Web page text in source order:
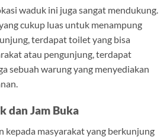
waduk ini juga sangat mendukung.
cukup luas untuk menampung
terdapat toilet yang bisa
atau pengunjung, terdapat
sebuah warung yang menyediakan
dan Jam Buka
kepada masyarakat yang berkunjung